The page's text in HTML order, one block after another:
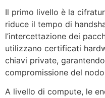
Il primo livello è la
riduce il tempo di
l’intercettazione dei
utilizzano certificati
chiavi private,
compromissione del
A livello di compute, le